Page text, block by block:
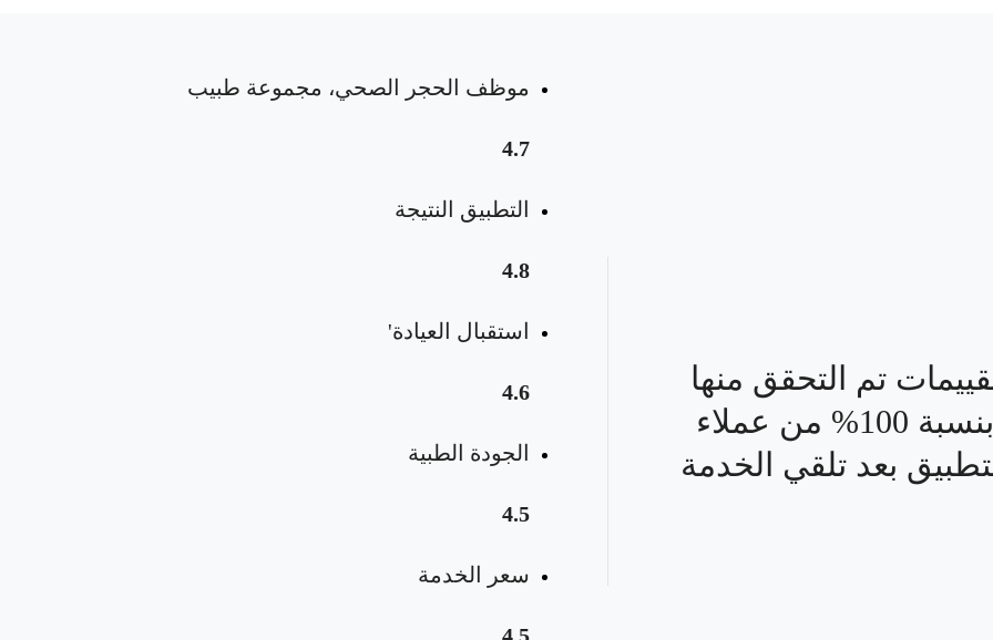
تم التحقق منها
بنسبة 100% من عملاء
بعد تلقي الخدمة
موظف الحجر الصحي، مجموعة طبيب
4.7
التطبيق النتيجة
4.8
استقبال العيادة'
4.6
الجودة الطبية
4.5
سعر الخدمة